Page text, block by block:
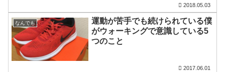
2018.05.03
なんでも
運動が苦手でも続けられている僕
がウォーキングで意識している5
つのこと
2017.06.01